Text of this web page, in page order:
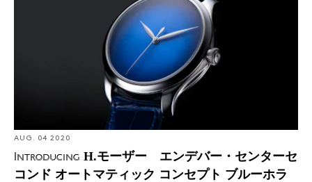
タイプをチャリティモデルとして販売
AUG. 04 2020
Introducing H.モーザー エンデバー・センターセ
コンド オートマティック コンセプト ブルーホラ